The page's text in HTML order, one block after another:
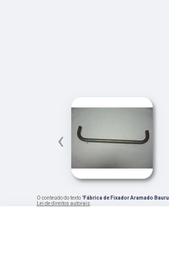
‹
O conteúdo do texto "Fábrica de Fixador Aramado Bauru
Lei de direitos autorais